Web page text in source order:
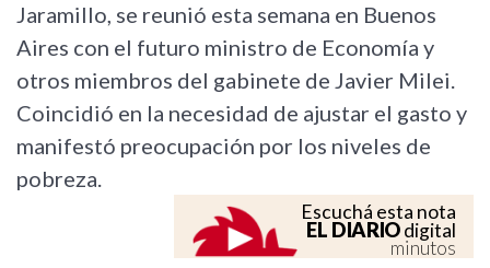
Jaramillo, se reunió esta semana en Buenos
Aires con el futuro ministro de Economía y
otros miembros del gabinete de Javier Milei.
Coincidió en la necesidad de ajustar el gasto y
manifestó preocupación por los niveles de
pobreza.
Escuchá esta nota
EL DIARIOdigital
minutos